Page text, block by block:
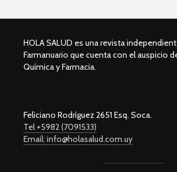
HOLA SALUD es una revista
Farmanuario que cuenta con el auspicio
Química y Farmacia.
Feliciano Rodríguez 2651 Esq. Soca.
Tel +5982 (7091533)
Email: info@holasalud.com.uy